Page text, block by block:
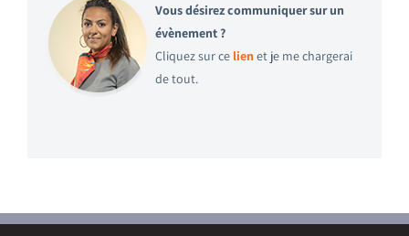
Vous désirez communiquer sur un
évènement ?
Cliquez sur ce lien et je me chargerai
de tout.